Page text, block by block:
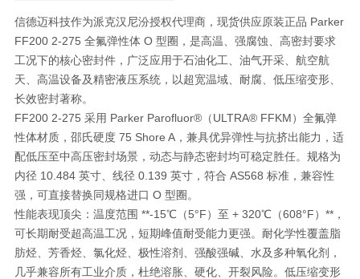
信德迈科技作为派克汉尼汾授权代理商，现货供应原装正品 Parker
FF200 2-275 全氟弹性体 O 型圈，是高温、强腐蚀、高密封要求
工况下的核心密封件，广泛应用于石油化工、油气开采、航空航
天、高温设备及精密液压系统，以超宽温域、耐腐、低压缩变形、
长效密封著称。
FF200 2-275 采用 Parker Parofluor®（ULTRA® FFKM）全氟弹
性体材质， 邵氏硬度 75 Shore A，兼具优异弹性与抗挤出能力，适
配低压至中高压密封场景，动态与静态密封均可稳定胜任。规格为
内径 10.484 英寸、线径 0.139 英寸，符合 AS568 标准，兼容性
强，可直接替换同规格进口 O 型圈。
性能表现顶尖：温度范围 **-15℃（5°F）至 + 320℃（608°F）**，
可长期耐受超高温工况，短期峰值耐受能力更强。耐化学性覆盖脂
肪烃、芳香烃、氯化烃、极性溶剂、强酸强碱、水及多种氧化剂，
几乎兼容所有工业介质，杜绝溶胀、硬化、开裂风险。低压缩变形